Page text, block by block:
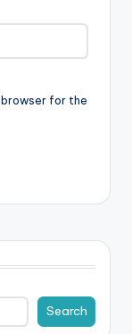
browser for the
Search